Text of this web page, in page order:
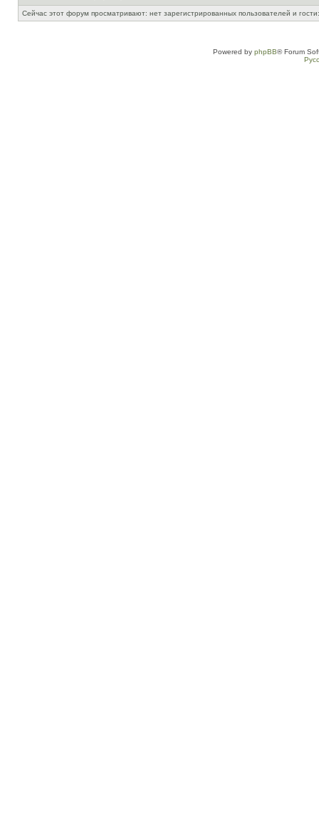
Сейчас этот форум просматривают: нет зарегистрированных пользователей и
Powered by phpBB® Forum